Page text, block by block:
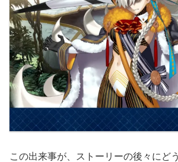
この出来事が、ストーリーの後々にど